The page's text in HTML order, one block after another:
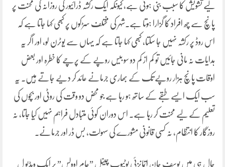
لیے تشویش کا سبب بنی ہوئی ہے، کیونکہ ایک رکشہ ڈرائیور کی روزانہ کی محنت پر
پانچ سے چھ افراد کا گزارا ہوتا ہے۔شہر کی مختلف سڑکوں پر کبھی کہا جاتا ہے کہ
اس روڈ پر رکشہ نہیں جا سکتا، کبھی کہا جاتا ہے کہ یہاں سے یوٹرن لو، اور اگر یہ
ہدایات نہ مانی جائیں تو کم از کم دو سو بیس روپے کے پرچے کا خطرہ اور بعض
اوقات پانچ ہزار روپے تک کے بھاری جرمانے عائد کر دیے جاتے ہیں۔ یہ
سب ایک ایسے طبقے کے ساتھ ہو رہا ہے جو محض دو وقت کی روٹی اور بچوں کی
تعلیم کے لیے محنت کر رہا ہے۔ اس دوران کوئی متبادل فراہم نہیں کیا جاتا، نہ
روزگار کا انتظام، نہ کسی قانونی مشورے کی سہولت، بس ڈر اور جرمانے۔
حال ہی میں یوسف جان اتمانزئی یوٹیوب چینل ”عام اوولس” پر ایک ویڈیو ل